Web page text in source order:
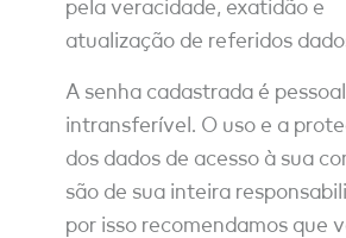
pela veracidade, exatidão e
atualização de referidos
A senha cadastrada é
intransferível. O uso e a
dos dados de acesso à sua
são de sua inteira
por isso recomendamos que